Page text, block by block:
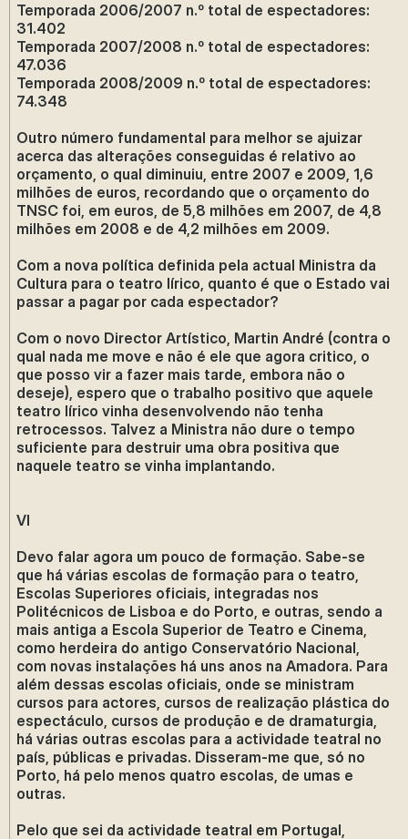
Temporada 2006/2007 n.º total de espectadores:
31.402
Temporada 2007/2008 n.º total de espectadores:
47.036
Temporada 2008/2009 n.º total de espectadores:
74.348
Outro número fundamental para melhor se ajuizar
acerca das alterações conseguidas é relativo ao
orçamento, o qual diminuiu, entre 2007 e 2009, 1,6
milhões de euros, recordando que o orçamento do
TNSC foi, em euros, de 5,8 milhões em 2007, de 4,8
milhões em 2008 e de 4,2 milhões em 2009.
Com a nova política definida pela actual Ministra da
Cultura para o teatro lírico, quanto é que o Estado vai
passar a pagar por cada espectador?
Com o novo Director Artístico, Martin André (contra o
qual nada me move e não é ele que agora critico, o
que posso vir a fazer mais tarde, embora não o
deseje), espero que o trabalho positivo que aquele
teatro lírico vinha desenvolvendo não tenha
retrocessos. Talvez a Ministra não dure o tempo
suficiente para destruir uma obra positiva que
naquele teatro se vinha implantando.
VI
Devo falar agora um pouco de formação. Sabe-se
que há várias escolas de formação para o teatro,
Escolas Superiores oficiais, integradas nos
Politécnicos de Lisboa e do Porto, e outras, sendo a
mais antiga a Escola Superior de Teatro e Cinema,
como herdeira do antigo Conservatório Nacional,
com novas instalações há uns anos na Amadora. Para
além dessas escolas oficiais, onde se ministram
cursos para actores, cursos de realização plástica do
espectáculo, cursos de produção e de dramaturgia,
há várias outras escolas para a actividade teatral no
país, públicas e privadas. Disseram-me que, só no
Porto, há pelo menos quatro escolas, de umas e
outras.
Pelo que sei da actividade teatral em Portugal,